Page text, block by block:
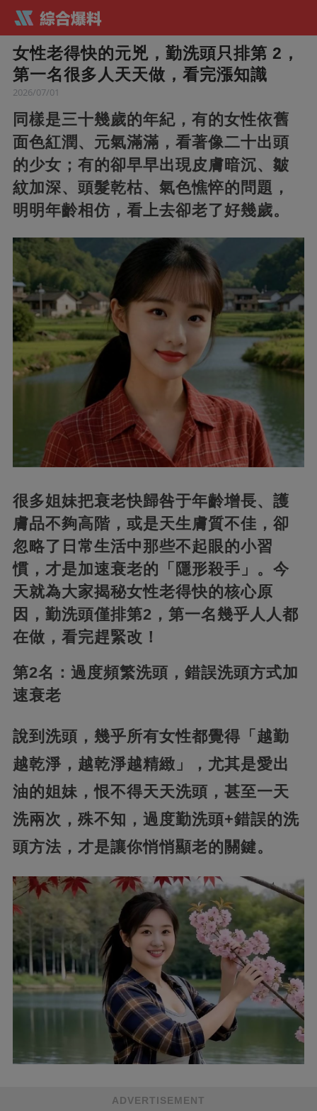
女性老得快的元兇，勤洗頭只排第 2，
第一名很多人天天做，看完漲知識
2026/07/01
同樣是三十幾歲的年紀，有的女性依舊
面色紅潤、元氣滿滿，看著像二十出頭
的少女；有的卻早早出現皮膚暗沉、皺
紋加深、頭髮乾枯、氣色憔悴的問題，
明明年齡相仿，看上去卻老了好幾歲。
很多姐妹把衰老快歸咎于年齡增長、護
膚品不夠高階，或是天生膚質不佳，卻
忽略了日常生活中那些不起眼的小習
慣，才是加速衰老的「隱形殺手」。今
天就為大家揭秘女性老得快的核心原
因，勤洗頭僅排第2，第一名幾乎人人都
在做，看完趕緊改！
第2名：過度頻繁洗頭，錯誤洗頭方式加
速衰老
說到洗頭，幾乎所有女性都覺得「越勤
越乾淨，越乾淨越精緻」，尤其是愛出
油的姐妹，恨不得天天洗頭，甚至一天
洗兩次，殊不知，過度勤洗頭+錯誤的洗
頭方法，才是讓你悄悄顯老的關鍵。
ADVERTISEMENT